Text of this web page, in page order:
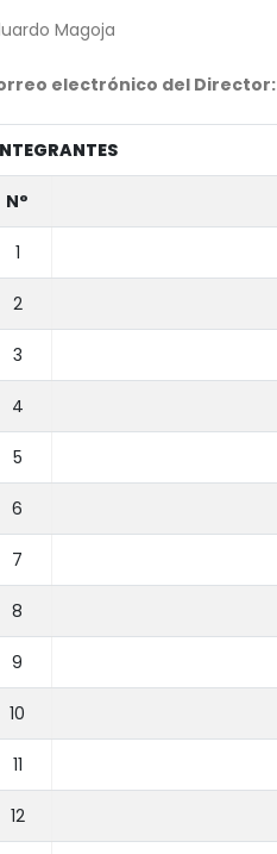
Magoja
electrónico del Director:
N°
1
2
3
4
5
6
7
8
9
10
11
12